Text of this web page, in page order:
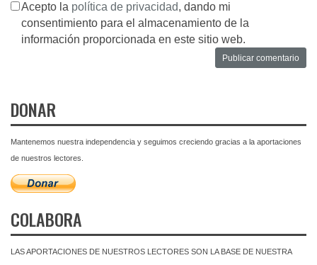
Acepto la política de privacidad, dando mi
consentimiento para el almacenamiento de la
información proporcionada en este sitio web.
DONAR
Mantenemos nuestra independencia y seguimos creciendo gracias a la aportaciones
de nuestros lectores.
COLABORA
LAS APORTACIONES DE NUESTROS LECTORES SON LA BASE DE NUESTRA